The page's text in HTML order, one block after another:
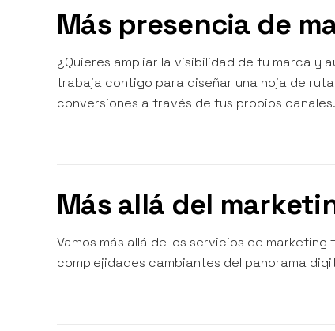
Más presencia de
¿Quieres ampliar la visibilidad de tu marca y
trabaja contigo para diseñar una hoja de
conversiones a través de tus propios canales.
Más allá del
Vamos más allá de los servicios de
complejidades cambiantes del panorama